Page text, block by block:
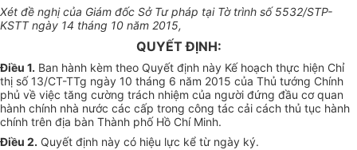
Xét đề nghị của Giám đốc Sở Tư pháp tại Tờ trình số 5532/STP-
KSTT ngày 14 tháng 10 năm 2015,
QUYẾT ĐỊNH:
Điều 1. Ban hành kèm theo Quyết định này Kế hoạch thực hiện Chỉ
thị số 13/CT-TTg ngày 10 tháng 6 năm 2015 của Thủ tướng Chính
phủ về việc tăng cường trách nhiệm của người đứng đầu cơ quan
hành chính nhà nước các cấp trong công tác cải cách thủ tục hành
chính trên địa bàn Thành phố Hồ Chí Minh.
Điều 2. Quyết định này có hiệu lực kể từ ngày ký.